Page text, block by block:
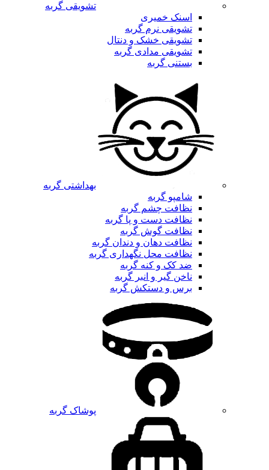
تشویقی گربه
اسنک خمیری
تشویقی نرم گربه
تشویقی خشک و دنتال
تشویقی مدادی گربه
بستنی گربه
بهداشتی گربه
شامپو گربه
نظافت چشم گربه
نظافت دست و پا گربه
نظافت گوش گربه
نظافت دهان و دندان گربه
نظافت محل نگهداری گربه
ضد کک و کنه گربه
ناخن گیر و انبر گربه
برس و دستکش گربه
پوشاک گربه